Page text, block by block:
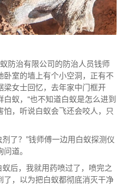
防治有限公司的防治人员钱师
卧室的墙上有个小空洞，正有不
梁女士回忆，去年家中门框开
蚁，“也不知道白蚁是怎么进到
怕，听说白蚁会飞还会咬人，只
了？”钱师傅一边用白蚁探测仪
道。
后，我就用药喷过了，喷完之
了，以为把白蚁都彻底消灭干净